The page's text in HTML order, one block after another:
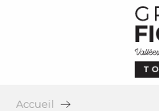
Accueil